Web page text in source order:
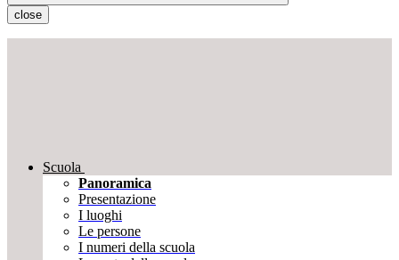
close
Scuola
Panoramica
Presentazione
I luoghi
Le persone
I numeri della scuola